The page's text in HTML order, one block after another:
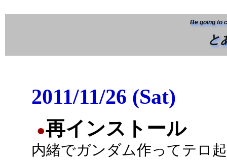
Be going to
と
2011/11/26 (Sat)
●再インストール
内緒でガンダム作ってテロ